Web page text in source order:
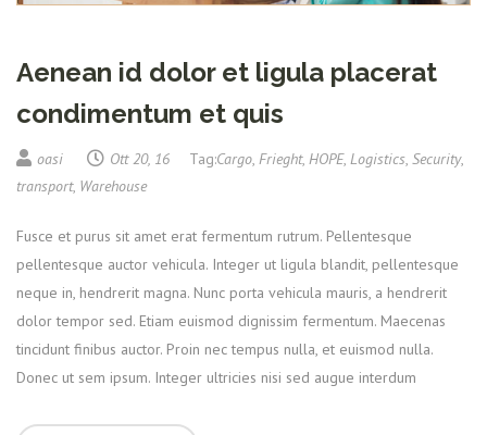
Aenean id dolor et ligula placerat
condimentum et quis
oasi Ott 20, 16 Tag:Cargo Frieght, HOPE, Logistics Security,
transport, Warehouse
Fusce et purus sit amet erat fermentum rutrum. Pellentesque
pellentesque auctor vehicula. Integer ut ligula blandit, pellentesque
neque in, hendrerit magna. Nunc porta vehicula mauris, a hendrerit
dolor tempor sed. Etiam euismod dignissim fermentum. Maecenas
tincidunt finibus auctor. Proin nec tempus nulla, et euismod nulla.
Donec ut sem ipsum. Integer ultricies nisi sed augue interdum